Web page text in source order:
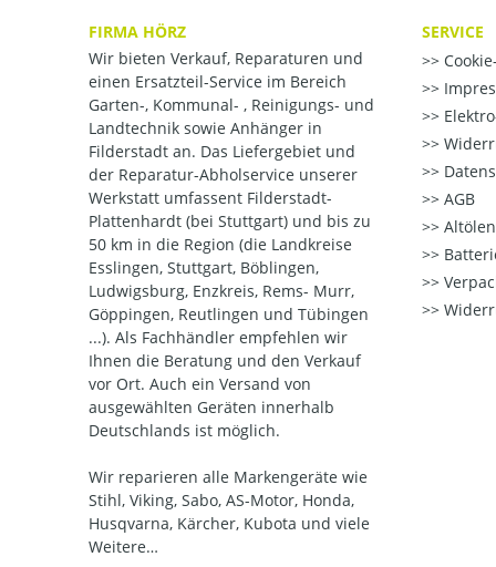
FIRMA HÖRZ
Wir bieten Verkauf, Reparaturen und
einen Ersatzteil-Service im Bereich
Garten-, Kommunal- , Reinigungs- und
Landtechnik sowie Anhänger in
Filderstadt an. Das Liefergebiet und
der Reparatur-Abholservice unserer
Werkstatt umfassent Filderstadt-
Plattenhardt (bei Stuttgart) und bis zu
50 km in die Region (die Landkreise
Esslingen, Stuttgart, Böblingen,
Ludwigsburg, Enzkreis, Rems- Murr,
Göppingen, Reutlingen und Tübingen
...). Als Fachhändler empfehlen wir
Ihnen die Beratung und den Verkauf
vor Ort. Auch ein Versand von
ausgewählten Geräten innerhalb
Deutschlands ist möglich.
Wir reparieren alle Markengeräte wie
Stihl, Viking, Sabo, AS-Motor, Honda,
Husqvarna, Kärcher, Kubota und viele
Weitere…
SERVICE
AGB